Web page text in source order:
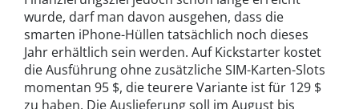
wurde, darf man davon ausgehen, dass die
smarten iPhone-Hüllen tatsächlich noch dieses
Jahr erhältlich sein werden. Auf Kickstarter kostet
die Ausführung ohne zusätzliche SIM-Karten-Slots
momentan 95 $, die teurere Variante ist für 129 $
zu haben. Die Auslieferung soll im August bis